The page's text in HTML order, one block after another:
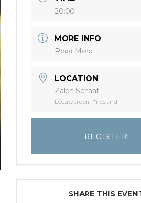
20:00
MORE INFO
Read More
LOCATION
Zalen Schaaf
Leeuwarden, Friesland
REGISTER
SHARE THIS